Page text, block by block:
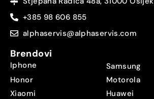
+385 98 606 855
alphaservis@alphaservis.com
Brendovi
Iphone
Samsung
Honor
Motorola
Xiaomi
Huawei